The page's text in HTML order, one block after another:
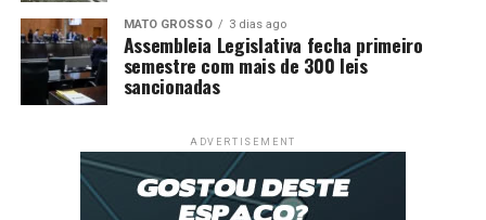
MATO GROSSO 3 dias ago
Assembleia Legislativa fecha primeiro
semestre com mais de 300 leis
sancionadas
ADVERTISEMENT